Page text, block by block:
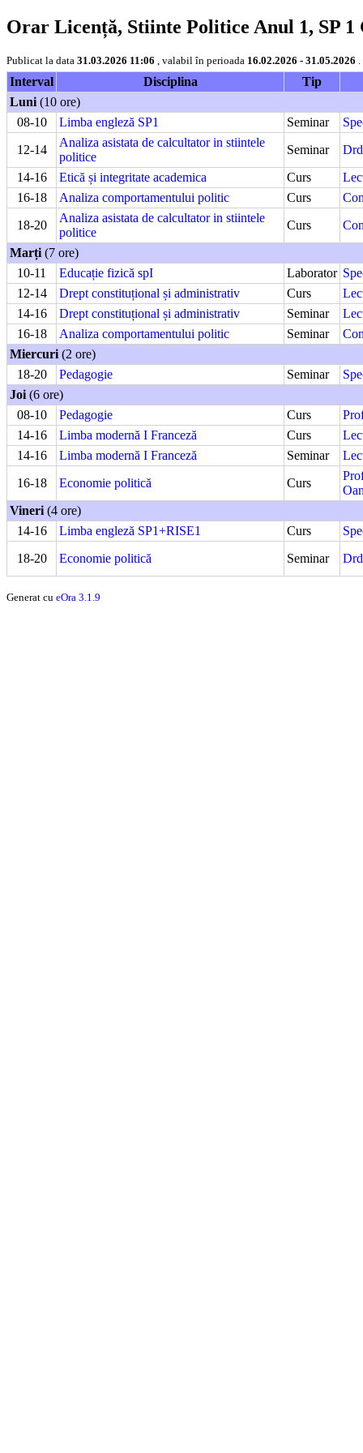
Orar Licență, Stiinte Politice Anul 1, SP 1
Publicat la data 31.03.2026 11:06 , valabil în perioada 16.02.2026 - 31.05.2026
Interval Disciplina
Tip
Luni (10 ore)
08-10
Limba engleză SP1 Seminar
12-14
Analiza asistata de calcultator in stiintele
politice
Seminar
14-16
Etică și integritate academica Curs
16-18
Analiza comportamentului politic Curs
18-20
Analiza asistata de calcultator in stiintele
politice
Curs
Marți (7 ore)
10-11
Educație fizică spI Laborator
12-14
Drept constituțional și administrativ Curs
14-16
Drept constituțional și administrativ Seminar
16-18
Analiza comportamentului politic Seminar
Miercuri (2 ore)
18-20
Pedagogie Seminar
Joi (6 ore)
08-10
Pedagogie Curs
14-16
Limba modernă I Franceză Curs
14-16
Limba modernă I Franceză Seminar
16-18
Economie politică Curs
Vineri (4 ore)
14-16
Limba engleză SP1+RISE1 Curs
18-20
Economie politică Seminar
Generat cu eOra 3.1.9